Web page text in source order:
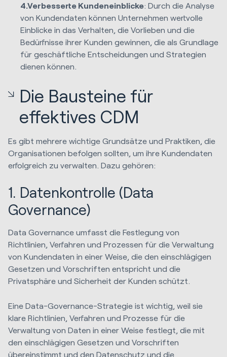
4.Verbesserte Kundeneinblicke: Durch die Analyse
von Kundendaten können Unternehmen wertvolle
Einblicke in das Verhalten, die Vorlieben und die
Bedürfnisse ihrer Kunden gewinnen, die als Grundlage
für geschäftliche Entscheidungen und Strategien
dienen können.
Die Bausteine für
effektives CDM
Es gibt mehrere wichtige Grundsätze und Praktiken, die
Organisationen befolgen sollten, um ihre Kundendaten
erfolgreich zu verwalten. Dazu gehören:
1. Datenkontrolle (Data
Governance)
Data Governance umfasst die Festlegung von
Richtlinien, Verfahren und Prozessen für die Verwaltung
von Kundendaten in einer Weise, die den einschlägigen
Gesetzen und Vorschriften entspricht und die
Privatsphäre und Sicherheit der Kunden schützt.
Eine Data-Governance-Strategie ist wichtig, weil sie
klare Richtlinien, Verfahren und Prozesse für die
Verwaltung von Daten in einer Weise festlegt, die mit
den einschlägigen Gesetzen und Vorschriften
übereinstimmt und den Datenschutz und die